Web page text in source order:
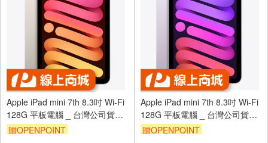
Apple iPad mini 7th 8.3吋 Wi-Fi
128G 平板電腦 _ 台灣公司貨
+贈專用(保貼＋保套)
贈OPENPOINT
Apple iPad mini 7th 8.3吋 Wi-Fi
128G 平板電腦 _ 台灣公司貨
+專用(保貼＋保套)
贈OPENPOINT